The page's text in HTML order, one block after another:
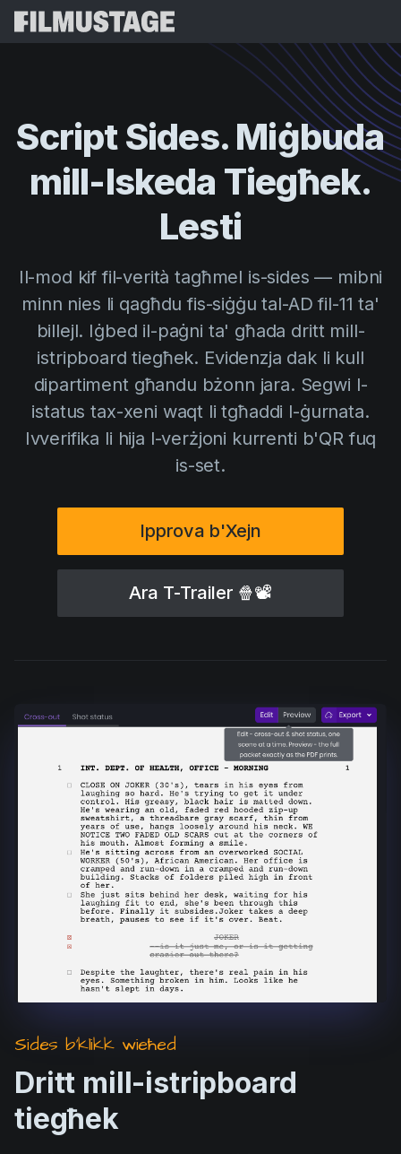
Storyboards & Shot Lists
Shooting Schedules
Script Analysis
Script Synopsis
Script Sides
Call Sheets
AI Agent
Prezzijiet
Blog
Cinemagic
Customer Stories
Directing
Distribution
Education
Events
IP Development
Post-production
Product placement
Product updates
Production
Scheduling
Screenwriting
Script breakdown
Script coverage
Technologies
Templates
VFX
Programm ta' Riferiment
Mudelli
Gwidi
Vidjows
Ipprova
Script Sides. Miġbuda
mill-Iskeda Tiegħek.
Lesti
Il-mod kif fil-verità tagħmel is-sides — mibni
minn nies li qagħdu fis-siġġu tal-AD fil-11 ta'
billejl. Iġbed il-paġni ta' għada dritt mill-
istripboard tiegħek. Evidenzja dak li kull
dipartiment għandu bżonn jara. Segwi l-
istatus tax-xeni waqt li tgħaddi l-ġurnata.
Ivverifika li hija l-verżjoni kurrenti b'QR fuq
is-set.
Ipprova b'Xejn
Ara T-Trailer 🍿📽
Sides b'klikk wieħed
Dritt mill-istripboard
tiegħek